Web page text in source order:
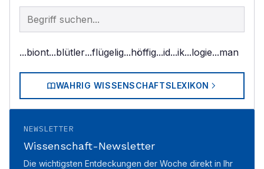
Begriff im Lexikon suchen
...biont...blütler...flügelig...höffig...id...ik...logie...man
WAHRIG WISSENSCHAFTSLEXIKON
NEWSLETTER
Wissenschaft-Newsletter
Die wichtigsten Entdeckungen der Woche direkt in Ihr